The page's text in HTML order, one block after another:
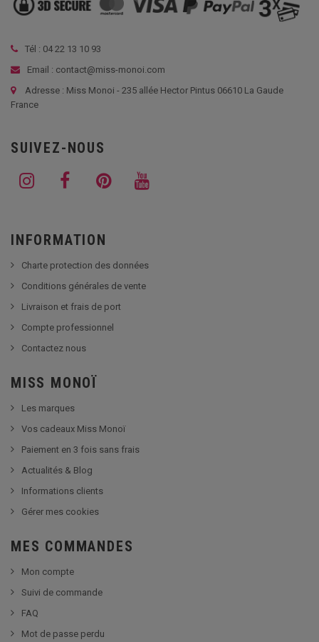
Tél : 04 22 13 10 93
Email : contact@miss-monoi.com
Adresse : Miss Monoi - 235 allée Hector Pintus 06610 La Gaude
France
SUIVEZ-NOUS
INFORMATION
Charte protection des données
Conditions générales de vente
Livraison et frais de port
Compte professionnel
Contactez nous
MISS MONOÏ
Les marques
Vos cadeaux Miss Monoï
Paiement en 3 fois sans frais
Actualités & Blog
Informations clients
Gérer mes cookies
MES COMMANDES
Mon compte
Suivi de commande
FAQ
Mot de passe perdu